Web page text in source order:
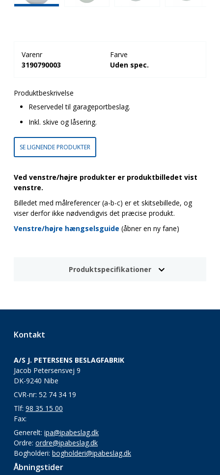
Varenr
3190790003
Farve
Uden spec.
Produktbeskrivelse
Reservedel til garageportbeslag.
Inkl. skive og låsering.
SE LIGNENDE PRODUKTER
Ved venstre/højre produkter er produktbilledet vist
venstre.
Billedet med målreferencer (a-b-c) er et skitsebillede, og
viser derfor ikke nødvendigvis det præcise produkt.
Venstre/højre hængselsguide (åbner en ny fane)
Produktspecifikationer
Kontakt
A/S J. PETERSENS BESLAGFABRIK
Jacob Petersensvej 9
DK-9240 Nibe
CVR-nr: 52 74 34 19
Tlf: 98 35 15 00
Fax:
Generelt: ipa@ipabeslag.dk
Ordre: ordre@ipabeslag.dk
Bogholderi: bogholderi@ipabeslag.dk
Åbningstider